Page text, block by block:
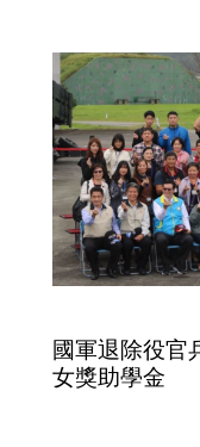
國軍退除役官
女獎助學金